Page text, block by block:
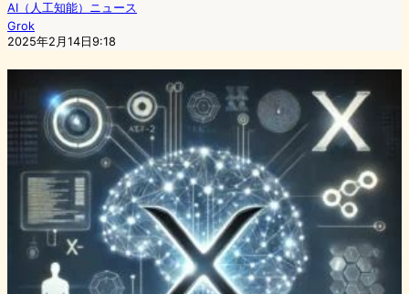
AI（人工知能）ニュース
Grok
2025年2月14日9:18